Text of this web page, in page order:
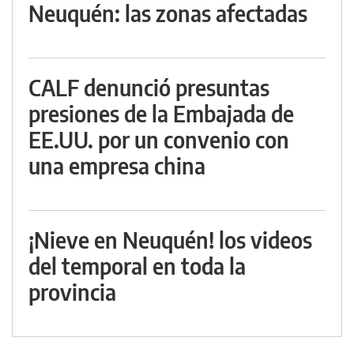
Neuquén: las zonas afectadas
CALF denunció presuntas
presiones de la Embajada de
EE.UU. por un convenio con
una empresa china
¡Nieve en Neuquén! los videos
del temporal en toda la
provincia